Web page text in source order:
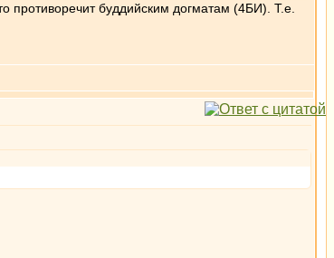
противоречит буддийским догматам (4БИ). Т.е.